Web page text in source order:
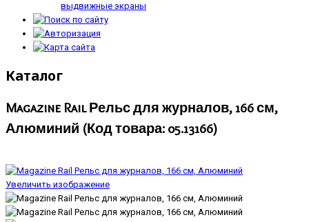
выдвижные экраны
Каталог
Magazine Rail Рельс для журналов, 166 см,
Алюминий (Код товара: 05.13166)
Увеличить изображение